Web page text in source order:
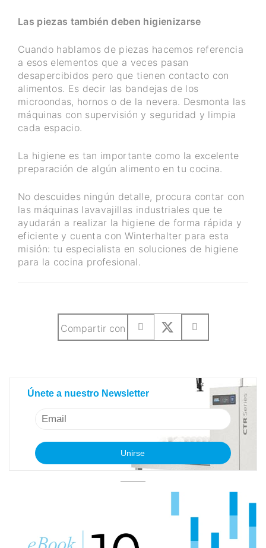
Las piezas también deben higienizarse
Cuando hablamos de piezas hacemos referencia
a esos elementos que a veces pasan
desapercibidos pero que tienen contacto con
alimentos. Es decir las bandejas de los
microondas, hornos o de la nevera. Desmonta las
máquinas con supervisión y seguridad y limpia
cada espacio.
La higiene es tan importante como la excelente
preparación de algún alimento en tu cocina.
No descuides ningún detalle, procura contar con
las máquinas lavavajillas industriales que te
ayudarán a realizar la higiene de forma rápida y
eficiente y cuenta con Winterhalter para esta
misión: tu especialista en soluciones de higiene
para la cocina profesional.
Compartir con
Únete a nuestro Newsletter